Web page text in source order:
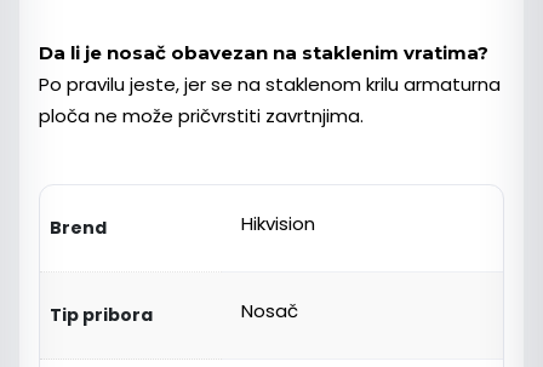
Da li je nosač obavezan na staklenim vratima?
Po pravilu jeste, jer se na staklenom krilu armaturna
ploča ne može pričvrstiti zavrtnjima.
Brend Hikvision
Tip pribora Nosač